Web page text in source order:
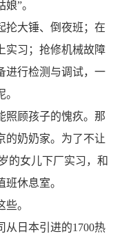
”。
抡大锤、倒夜班；在
实习；抢修机械故障
进行检测与调试，一
照顾孩子的愧疚。那
的奶奶家。为了不让
的女儿下厂实习，和
休息室。
。
从日本引进的1700热